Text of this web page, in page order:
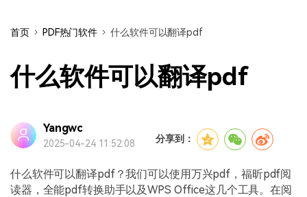
新闻中心
关于万兴
帮助中心
客服热线：4000-300624
桌面端
万兴PDF Mac版
万兴PDF 安卓版
万兴PDF iOS版
功能
PDF新功能
PDF编辑器
PDF合并工具
PDF加密
商业合作
企业采购
经销商招募
产品支持
常见问题
首页 PDF热门软件 什么软件可以翻译pdf
什么软件可以翻译pdf
Yangwc
2025-04-24 11:52:08 分享到：
什么软件可以翻译pdf？我们可以使用万兴pdf，福昕pdf阅
读器，全能pdf转换助手以及WPS Office这几个工具。在阅